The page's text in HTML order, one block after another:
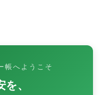
帳へようこそ
、